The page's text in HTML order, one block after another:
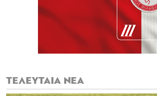
ΤΕΛΕΥΤΑΙΑ ΝΕΑ